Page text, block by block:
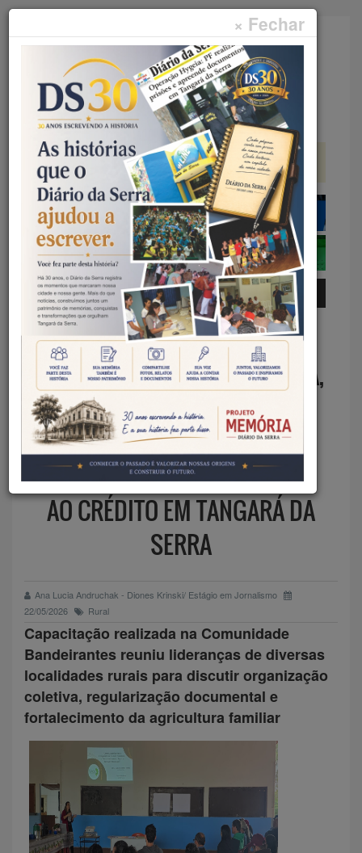
× Fechar
Faça sua pesquisa...
Menu
Início Rural
WORKSHOP DO MAPA –
MINISTÉRIO DA AGRICULTURA,
PECUÁRIA E ABASTECIMENTO
FORTALECE ASSOCIAÇÕES
RURAIS E INCENTIVA ACESSO
AO CRÉDITO EM TANGARÁ DA
SERRA
Ana Lucia Andruchak - Diones Krinski/ Estágio em Jornalismo
22/05/2026
Rural
Capacitação realizada na Comunidade
Bandeirantes reuniu lideranças de diversas
localidades rurais para discutir organização
coletiva, regularização documental e
fortalecimento da agricultura familiar